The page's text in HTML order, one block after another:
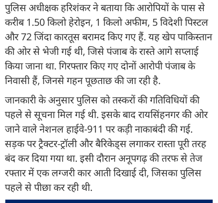
पुलिस अधीक्षक हरिशंकर ने बताया कि आरोपियों के पास से
करीब 1.50 किलो हेरोइन, 1 किलो अफीम, 5 विदेशी पिस्टल
और 72 जिंदा कारतूस बरामद किए गए हैं. यह खेप पाकिस्तान
की ओर से भेजी गई थी, जिसे पंजाब के रास्ते आगे सप्लाई
किया जाना था. गिरफ्तार किए गए दोनों आरोपी पंजाब के
निवासी हैं, जिनसे गहन पूछताछ की जा रही है.
जानकारी के अनुसार पुलिस को तस्करों की गतिविधियों की
पहले से सूचना मिल गई थी. इसके बाद रायसिंहनगर की ओर
जाने वाले नेशनल हाईवे-911 पर कड़ी नाकाबंदी की गई.
सड़क पर ट्रैक्टर-ट्रॉली और बैरिकेड्स लगाकर रास्ता पूरी तरह
बंद कर दिया गया था. इसी दौरान अनूपगढ़ की तरफ से तेज
रफ्तार में एक लग्जरी कार आती दिखाई दी, जिसका पुलिस
पहले से पीछा कर रही थी.